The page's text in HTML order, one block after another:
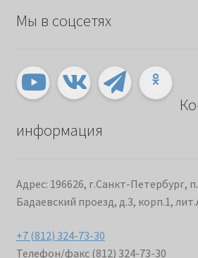
Мы в соцсетях
информация
Адрес: 196626, г.Санкт-Петербург,
Бадаевский проезд, д.3, корп.1,
+7 (812) 324-73-30
Телефон/факс (812) 324-73-30